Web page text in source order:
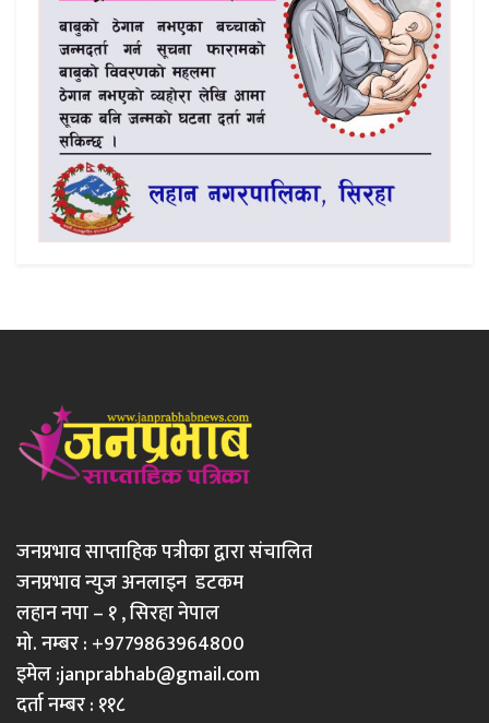
जनप्रभाव साप्ताहिक पत्रीका द्वारा संचालित
जनप्रभाव न्युज अनलाइन डटकम
लहान नपा – १ , सिरहा नेपाल
मो. नम्बर : +9779863964800
इमेल :janprabhab@gmail.com
दर्ता नम्बर : ११८